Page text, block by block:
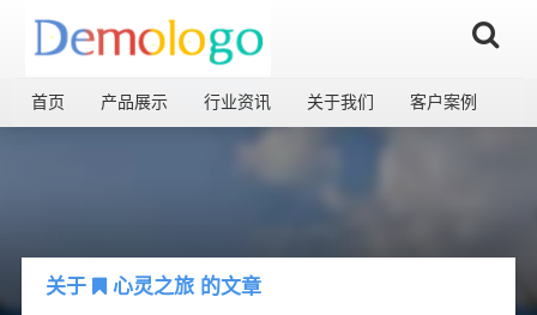
首页 产品展示 行业资讯 关于我们 客户案例
关于 心灵之旅的文章